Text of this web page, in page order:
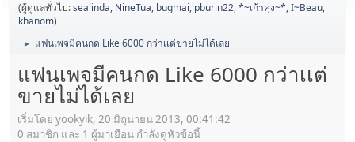
(ผู้ดูแลทั่วไป:sealinda, NineTua, bugmai, pburin22,*~เก้าคุง~*,I~Beau,
khanom)
► แฟนเพจมีคนกด Like 6000 กว่าเเต่ขายไม่ได้เลย
แฟนเพจมีคนกด Like 6000 กว่าเเต่
ขายไม่ได้เลย
เริ่มโดย yookyik, 20 มิถุนายน 2013, 00:41:42
0 สมาชิก และ 1 ผู้มาเยือน กำลังดูหัวข้อนี้